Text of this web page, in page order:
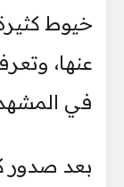
خيوط
عنها،
في
بعد صدور